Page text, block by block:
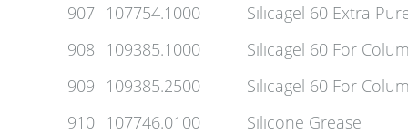
907 107754.1000
Sılıcagel 60 Extra
908
109385.1000
Sılıcagel 60 For
909
109385.2500
Sılıcagel 60 For
910 107746.0100
Sılıcone Grease